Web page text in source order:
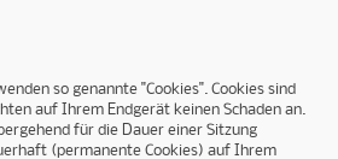
so genannte "Cookies". Cookies sind
auf Ihrem Endgerät keinen Schaden an.
für die Dauer einer Sitzung
(permanente Cookies) auf Ihrem